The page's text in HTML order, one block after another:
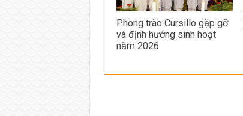
Phong trào Cursillo gặp gỡ
và định hướng sinh hoạt
năm 2026